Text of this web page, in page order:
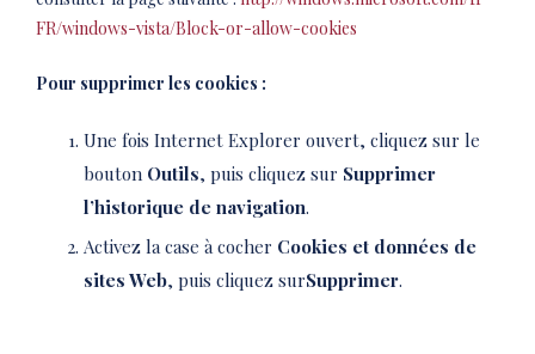
FR/windows-vista/Block-or-allow-cookies
Pour supprimer les cookies :
Une fois Internet Explorer ouvert, cliquez sur le
bouton Outils, puis cliquez sur Supprimer
l’historique de navigation.
Activez la case à cocher Cookies et données de
sites Web, puis cliquez surSupprimer.